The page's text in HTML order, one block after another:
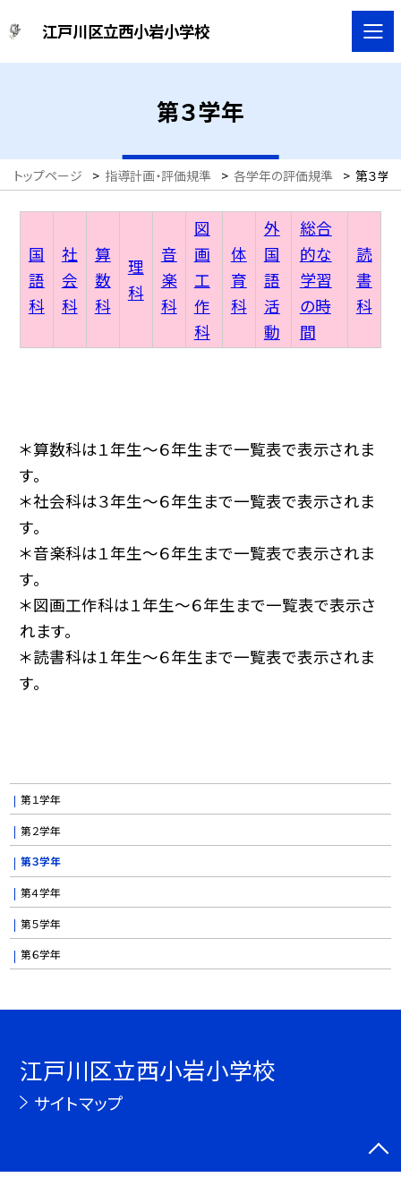
江戸川区立西小岩小学校
第３学年
トップページ > 指導計画・評価規準 > 各学年の評価規準 > 第３学
国
語
科
社
会
科
算
数
科
理
科
音
楽
科
図
画
工
作
科
体
育
科
外
国
語
活
動
総合
的な
学習
の時
間
読
書
科
＊算数科は１年生〜６年生まで一覧表で表示されま
す。
＊社会科は３年生〜６年生まで一覧表で表示されま
す。
＊音楽科は１年生〜６年生まで一覧表で表示されま
す。
＊図画工作科は１年生〜６年生まで一覧表で表示さ
れます。
＊読書科は１年生〜６年生まで一覧表で表示されま
す。
第１学年
第２学年
第３学年
第４学年
第５学年
第６学年
江戸川区立西小岩小学校
サイトマップ